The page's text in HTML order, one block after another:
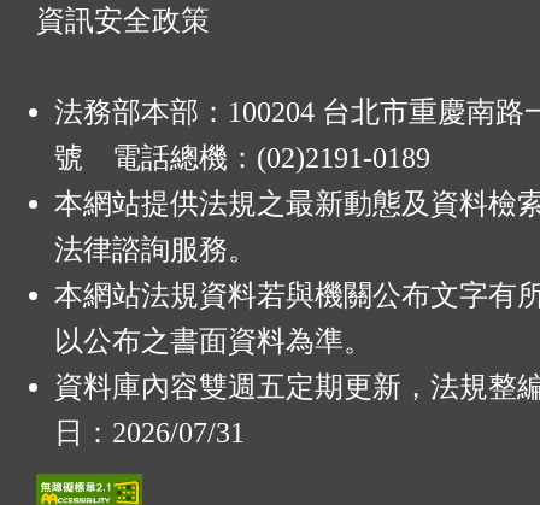
資訊安全政策
法務部本部：100204 台北市重慶南路
號 電話總機：(02)2191-0189
本網站提供法規之最新動態及資料檢
法律諮詢服務。
本網站法規資料若與機關公布文字有
以公布之書面資料為準。
資料庫內容雙週五定期更新，法規整
日：2026/07/31